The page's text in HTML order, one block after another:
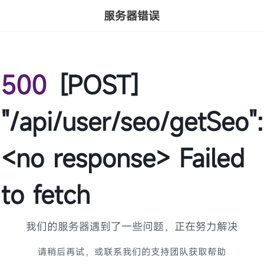
服务器错误
500 [POST]
"/api/user/seo/getSeo":
<no response> Failed
to fetch
我们的服务器遇到了一些问题，正在努力解决
请稍后再试，或联系我们的支持团队获取帮助